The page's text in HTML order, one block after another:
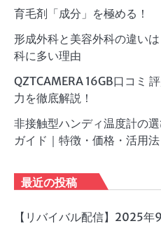
育毛剤「成分」を極める！
形成外科と美容外科の違い
科に多い理由
QZTCAMERA 16GB口コミ
力を徹底解説！
非接触型ハンディ温度計の
ガイド｜特徴・価格・活用法
最近の投稿
【リバイバル配信】2025